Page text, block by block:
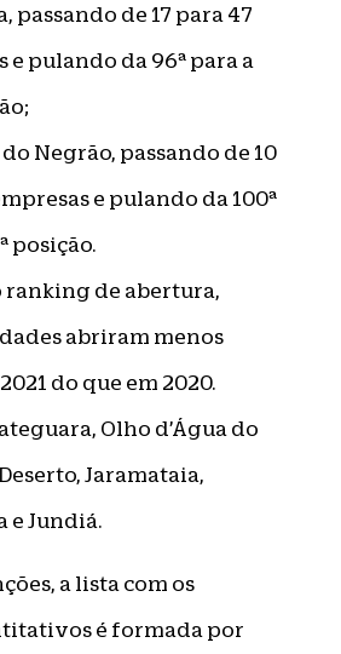
passando de 17 para 47
e pulando da 96ª para a
Negrão, passando de 10
e pulando da 100ª
posição.
ranking de abertura,
abriram menos
do que em 2020.
Olho d’Água do
Jaramataia,
e Jundiá.
a lista com os
é formada por